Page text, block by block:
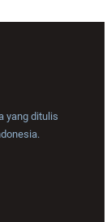
yang ditulis